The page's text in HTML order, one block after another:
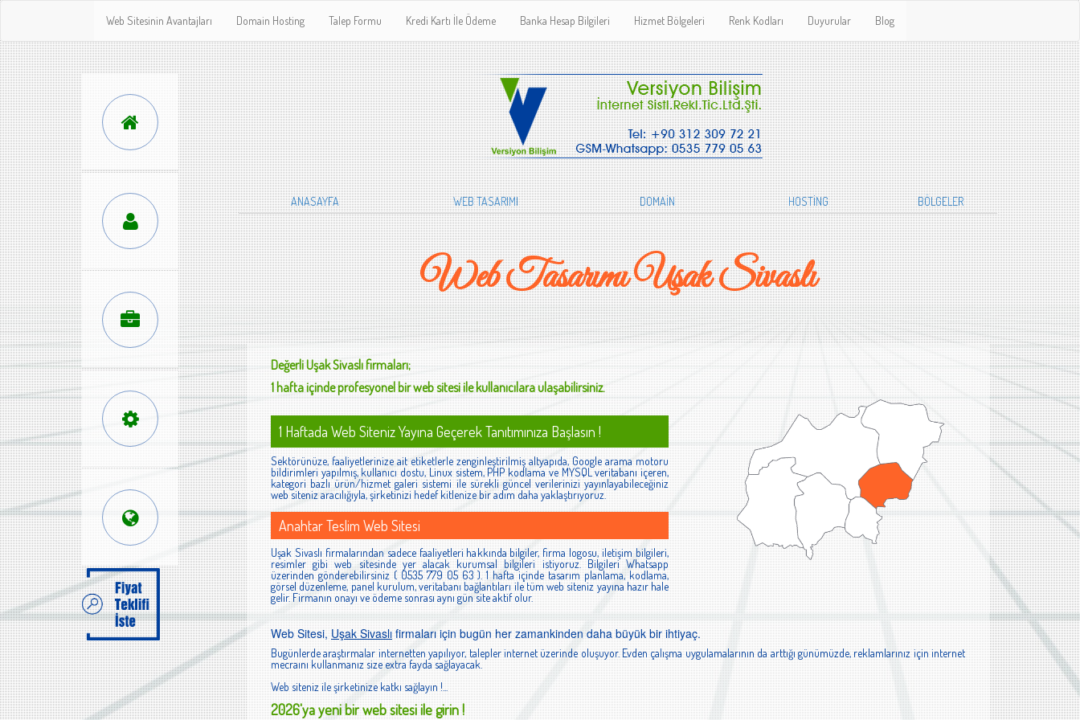
Web Sitesinin Avantajları Domain Hosting Talep Formu Kredi Kartı İle Ödeme Banka Hesap Bilgileri Hizmet Bölgeleri Renk Kodları Duyurular Blog
ANASAYFA WEB TASARIMI DOMAİN HOSTİNG BÖLGELER
Web Tasarımı Uşak Sivaslı
DeğerliUşak Sivaslıfirmaları;
1 hafta içinde profesyonel bir web sitesi ile kullanıcılara ulaşabilirsiniz.
1 Haftada Web Siteniz Yayına Geçerek Tanıtımınıza Başlasın !
Sektörünüze, faaliyetlerinize ait etiketlerle zenginleştirilmiş altyapıda, Google arama motoru
bildirimleri yapılmış, kullanıcı dostu, Linux sistem, PHP kodlama ve MYSQL veritabanı içeren,
kategori bazlı ürün/hizmet galeri sistemi ile sürekli güncel verilerinizi yayınlayabileceğiniz
web siteniz aracılığıyla, şirketinizi hedef kitlenize bir adım daha yaklaştırıyoruz.
Anahtar Teslim Web Sitesi
Uşak Sivaslı firmalarından sadece faaliyetleri hakkında bilgiler, firma logosu, iletişim bilgileri,
resimler gibi web sitesinde yer alacak kurumsal bilgileri istiyoruz. Bilgileri Whatsapp
üzerinden gönderebilirsiniz ( 0535 779 05 63 ). 1 hafta içinde tasarım planlama, kodlama,
görsel düzenleme, panel kurulum, veritabanı bağlantıları ile tüm web siteniz yayına hazır hale
gelir. Firmanın onayı ve ödeme sonrası aynı gün site aktif olur.
Web Sitesi,Uşak Sivaslıfirmaları için bugün her zamankinden daha büyük bir ihtiyaç.
Bugünlerde araştırmalar internetten yapılıyor, talepler internet üzerinde oluşuyor. Evden çalışma uygulamalarının da arttığı günümüzde, reklamlarınız için internet
mecraını kullanmanız size extra fayda sağlayacak.
Web siteniz ile şirketinize katkı sağlayın !...
2026'ya yeni bir web sitesi ile girin !